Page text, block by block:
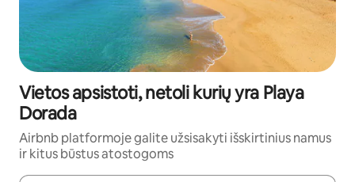
Vietos apsistoti, netoli kurių yra Playa
Dorada
Airbnb platformoje galite užsisakyti išskirtinius namus
ir kitus būstus atostogoms